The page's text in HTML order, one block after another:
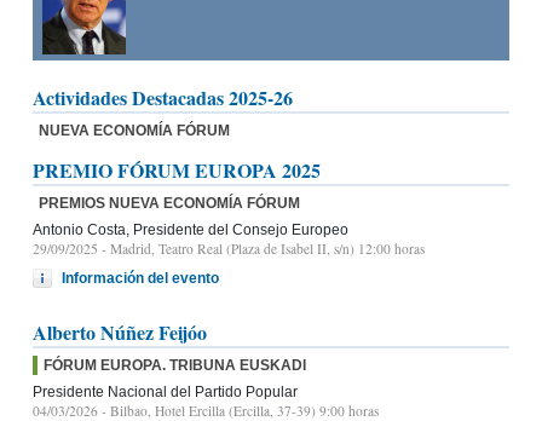
Actividades Destacadas 2025-26
NUEVA ECONOMÍA FÓRUM
PREMIO FÓRUM EUROPA 2025
PREMIOS NUEVA ECONOMÍA FÓRUM
Antonio Costa, Presidente del Consejo Europeo
29/09/2025 - Madrid, Teatro Real (Plaza de Isabel II, s/n) 12:00 horas
Información del evento
Alberto Núñez Feijóo
FÓRUM EUROPA. TRIBUNA EUSKADI
Presidente Nacional del Partido Popular
04/03/2026 - Bilbao, Hotel Ercilla (Ercilla, 37-39) 9:00 horas